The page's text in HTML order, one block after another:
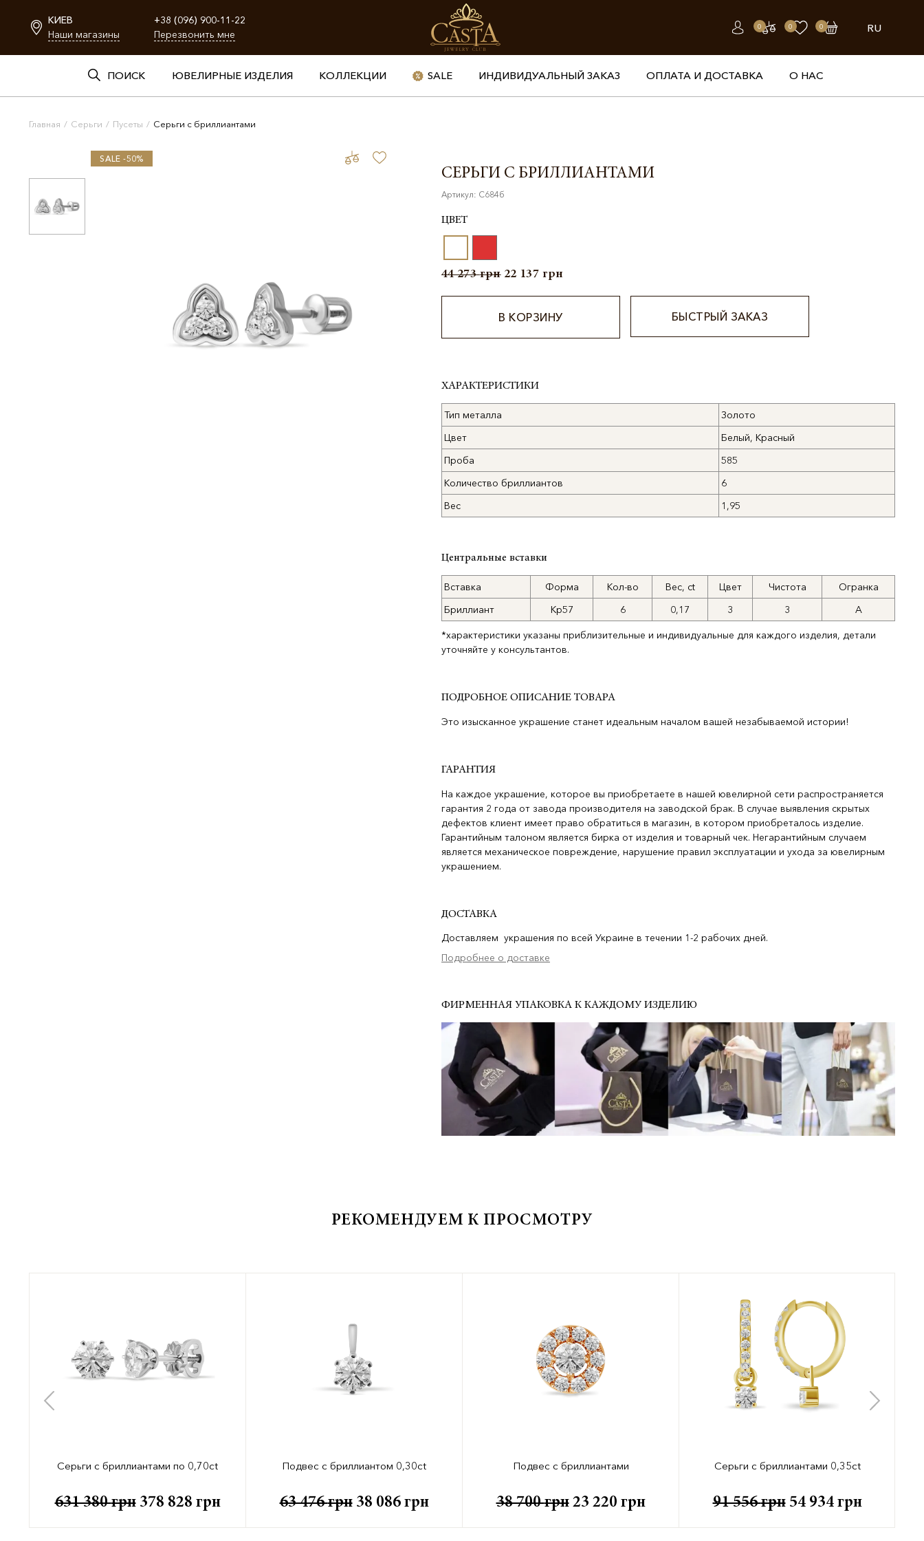
КИЕВ
Наши магазины
+38 (096) 900-11-22
Перезвонить мне
0 0 0 RU
ПОИСК ЮВЕЛИРНЫЕ ИЗДЕЛИЯ КОЛЛЕКЦИИ SALE ИНДИВИДУАЛЬНЫЙ ЗАКАЗ ОПЛАТА И ДОСТАВКА О НАС
Главная / Серьги / Пусеты / Серьги с бриллиантами
SALE -50%
СЕРЬГИ С БРИЛЛИАНТАМИ
Артикул: С684б
ЦВЕТ
44 273грн 22 137 грн
В КОРЗИНУ БЫСТРЫЙ ЗАКАЗ
ХАРАКТЕРИСТИКИ
Тип металла
Золото
Цвет
Белый, Красный
Проба
585
Количество бриллиантов
6
Вес
1,95
Центральные вставки
Вставка Форма Кол-во Вес, ct Цвет Чистота
Огранка
Бриллиант
Кр57 6 0,17 3 3 А
*характеристики указаны приблизительные и индивидуальные для каждого изделия, детали
уточняйте у консультантов.
ПОДРОБНОЕ ОПИСАНИЕ ТОВАРА
Это изысканное украшение станет идеальным началом вашей незабываемой истории!
ГАРАНТИЯ
На каждое украшение, которое вы приобретаете в нашей ювелирной сети распространяется
гарантия 2 года от завода производителя на заводской брак. В случае выявления скрытых
дефектов клиент имеет право обратиться в магазин, в котором приобреталось изделие.
Гарантийным талоном является бирка от изделия и товарный чек. Негарантийным случаем
является механическое повреждение, нарушение правил эксплуатации и ухода за ювелирным
украшением.
ДОСТАВКА
Доставляем украшения по всей Украине в течении 1-2 рабочих дней.
Подробнее о доставке
ФИРМЕННАЯ УПАКОВКА К КАЖДОМУ ИЗДЕЛИЮ
РЕКОМЕНДУЕМ К ПРОСМОТРУ
Серьги с бриллиантами по 0,70ct
631 380грн 378 828 грн
Подвес с бриллиантом 0,30ct
63 476грн 38 086 грн
Подвес с бриллиантами
38 700грн 23 220 грн
Серьги с бриллиантами 0,35ct
91 556грн 54 934 грн